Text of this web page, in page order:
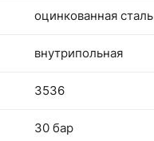
оцинкованная сталь
внутрипольная
3536
30 бар